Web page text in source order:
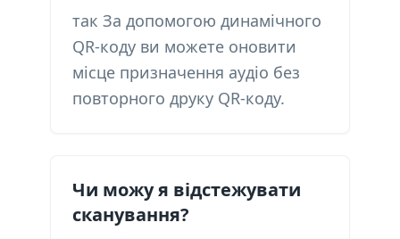
так За допомогою динамічного
QR-коду ви можете оновити
місце призначення аудіо без
повторного друку QR-коду.
Чи можу я відстежувати
сканування?